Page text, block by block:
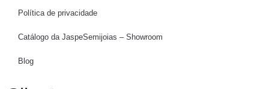
Política de privacidade
Catálogo da JaspeSemijoias – Showroom
Blog